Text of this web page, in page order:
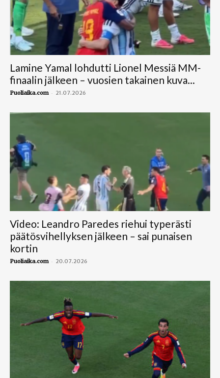
Lamine Yamal lohdutti Lionel Messiä MM-
finaalin jälkeen – vuosien takainen kuva...
Puoliaika.com - 21.07.2026
Video: Leandro Paredes riehui typerästi
päätösvihellyksen jälkeen – sai punaisen
kortin
Puoliaika.com - 20.07.2026